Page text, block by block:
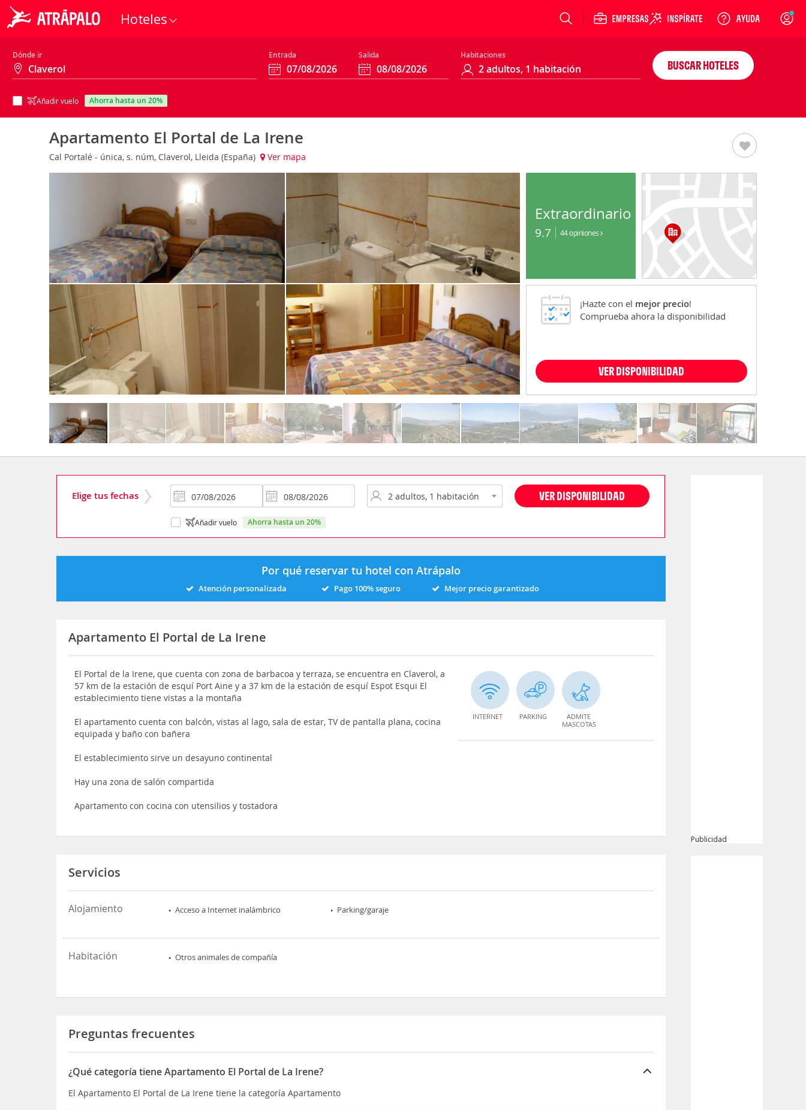
Hoteles Login
Dónde ir Entrada Salida Habitaciones
Añadir vuelo ahorra hasta un 20%
BUSCAR HOTELES
Apartamento El Portal de La Irene
Cal Portalé - única, s. núm, Claverol, Lleida (España) Ver mapa
Extraordinario
9.7 44 opiniones
¡Hazte con el mejor precio!
Comprueba ahora la disponibilidad
VER DISPONIBILIDAD
Elige tus fechas VER DISPONIBILIDAD
Añadir vuelo ahorra hasta un 20%
Por qué reservar tu hotel con Atrápalo
Atención personalizada Pago 100% seguro Mejor precio garantizado
Apartamento El Portal de La Irene
El Portal de la Irene, que cuenta con zona de barbacoa y terraza, se encuentra en Claverol, a
57 km de la estación de esquí Port Aine y a 37 km de la estación de esquí Espot Esqui El
establecimiento tiene vistas a la montaña
El apartamento cuenta con balcón, vistas al lago, sala de estar, TV de pantalla plana, cocina
equipada y baño con bañera
El establecimiento sirve un desayuno continental
Hay una zona de salón compartida
Apartamento con cocina con utensilios y tostadora
INTERNET PARKING
ADMITE
MASCOTAS
Servicios
Alojamiento Acceso a Internet inalámbrico Parking/garaje
Habitación Otros animales de compañía
Preguntas frecuentes
¿Qué categoría tiene Apartamento El Portal de La Irene?
El Apartamento El Portal de La Irene tiene la categoría Apartamento
Publicidad